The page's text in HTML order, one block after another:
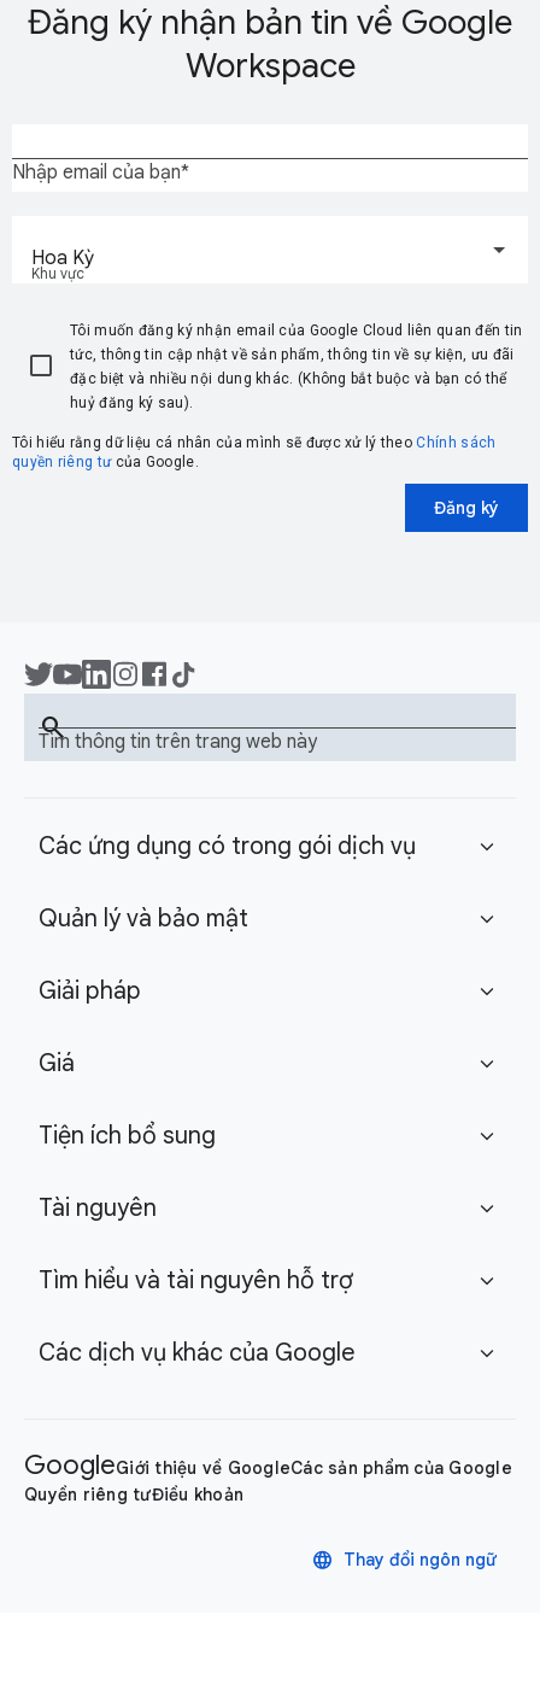
Đăng ký nhận bản tin về Google
Workspace
Nhập email của bạn
Khu vực
Hoa Kỳ
Tôi muốn đăng ký nhận email của Google Cloud liên quan đến tin
tức, thông tin cập nhật về sản phẩm, thông tin về sự kiện, ưu đãi
đặc biệt và nhiều nội dung khác. (Không bắt buộc và bạn có thể
huỷ đăng ký sau).
Tôi hiểu rằng dữ liệu cá nhân của mình sẽ được xử lý theoChính sách
quyền riêng tưcủa Google.
Đăng ký
Tìm thông tin trên trang web này
search
Các ứng dụng có trong gói dịch vụ expand_more
Quản lý và bảo mật expand_more
Giải pháp expand_more
Giá expand_more
Tiện ích bổ sung expand_more
Tài nguyên expand_more
Tìm hiểu và tài nguyên hỗ trợ expand_more
Các dịch vụ khác của Google expand_more
GoogleGiới thiệu về GoogleCác sản phẩm của Google
Quyền riêng tưĐiều khoản
language Thay đổi ngôn ngữ